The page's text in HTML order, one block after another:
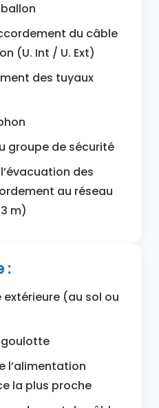
du câble
(U. Int / U. Ext)
des tuyaux
groupe de sécurité
des
au réseau
m)
:
extérieure (au sol ou
l’alimentation
la plus proche